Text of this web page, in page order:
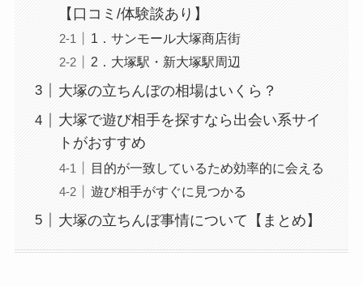
【口コミ/体験談あり】
1．サンモール大塚商店街
2．大塚駅・新大塚駅周辺
大塚の立ちんぼの相場はいくら？
大塚で遊び相手を探すなら出会い系サイ
トがおすすめ
目的が一致しているため効率的に会える
遊び相手がすぐに見つかる
大塚の立ちんぼ事情について【まとめ】